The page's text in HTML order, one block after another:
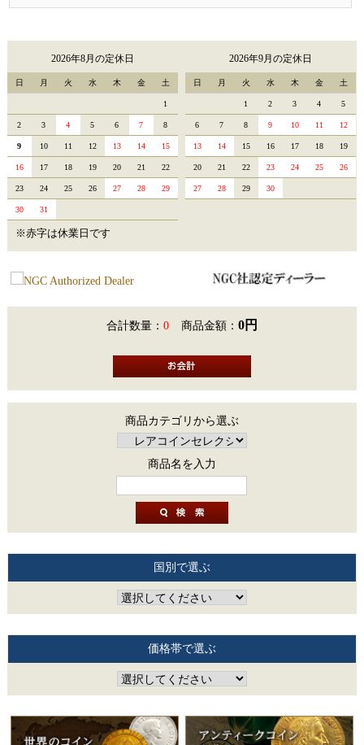
2026年8月の定休日
日 月 火 水 木 金 土
1
2 3 4 5 6 7 8
9 10 11 12 13 14 15
16 17 18 19 20 21 22
23 24 25 26 27 28 29
30 31
2026年9月の定休日
日 月 火 水 木 金 土
1 2 3 4 5
6 7 8 9 10 11 12
13 14 15 16 17 18 19
20 21 22 23 24 25 26
27 28 29 30
※赤字は休業日です
合計数量： 0 商品金額： 0円
商品カテゴリから選ぶ
商品名を入力
国別で選ぶ
価格帯で選ぶ